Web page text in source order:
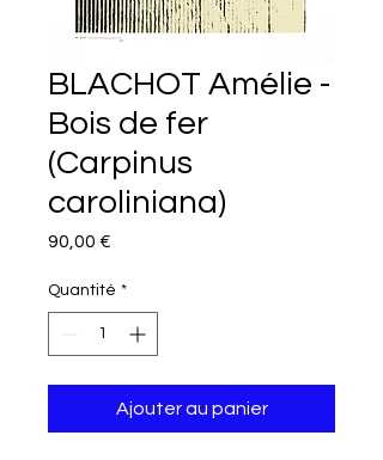
BLACHOT Amélie -
Bois de fer
(Carpinus
caroliniana)
90,00 €
Quantité *
Ajouter au panier